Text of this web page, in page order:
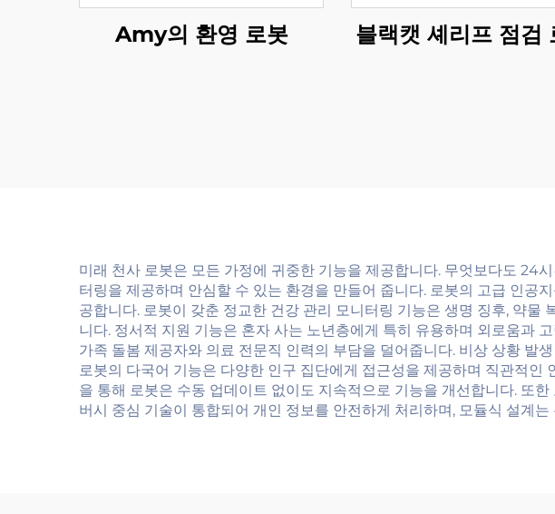
Amy의 환영 로봇 블랙캣 셰리프 점검
미래 천사 로봇은 모든 가정에 귀중한 기능을 제공합니다. 무엇보다도 24
터링을 제공하며 안심할 수 있는 환경을 만들어 줍니다. 로봇의 고급 인공
공합니다. 로봇이 갖춘 정교한 건강 관리 모니터링 기능은 생명 징후, 약
니다. 정서적 지원 기능은 혼자 사는 노년층에게 특히 유용하며 외로움과
가족 돌봄 제공자와 의료 전문직 인력의 부담을 덜어줍니다. 비상 상황 발
로봇의 다국어 기능은 다양한 인구 집단에게 접근성을 제공하며 직관적
을 통해 로봇은 수동 업데이트 없이도 지속적으로 기능을 개선합니다. 또
버시 중심 기술이 통합되어 개인 정보를 안전하게 처리하며, 모듈식 설계